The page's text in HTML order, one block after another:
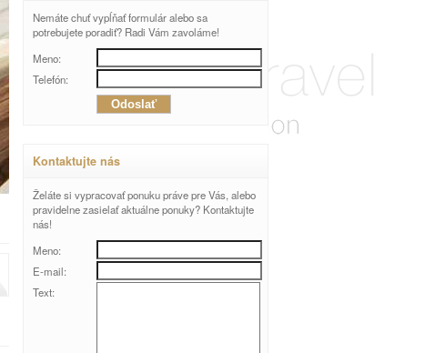
Nemáte chuť vypĺňať formulár alebo sa
potrebujete poradiť? Radi Vám zavoláme!
Meno:
Telefón:
Kontaktujte nás
Želáte si vypracovať ponuku práve pre Vás, alebo
pravidelne zasielať aktuálne ponuky? Kontaktujte
nás!
Meno:
E-mail:
Text: